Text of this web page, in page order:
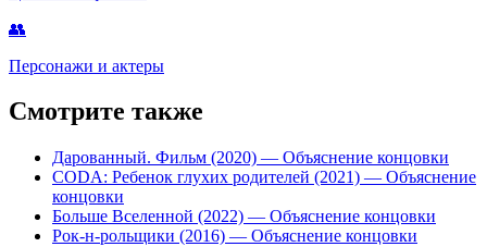
👥
Персонажи и актеры
Смотрите также
Дарованный. Фильм (2020) — Объяснение концовки
CODA: Ребенок глухих родителей (2021) — Объяснение
концовки
Больше Вселенной (2022) — Объяснение концовки
Рок-н-рольщики (2016) — Объяснение концовки